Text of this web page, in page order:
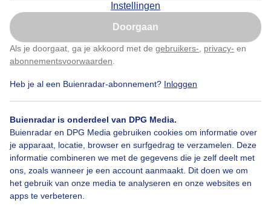
Instellingen
Doorgaan
Als je doorgaat, ga je akkoord met de gebruikers- privacy- en
abonnementsvoorwaarden
Heb je al een Buienradar-abonnement? Inloggen
Buienradar is onderdeel van DPG Media.
Buienradar en DPG Media gebruiken cookies om informatie over
je apparaat, locatie, browser en surfgedrag te verzamelen. Deze
informatie combineren we met de gegevens die je zelf deelt met
ons, zoals wanneer je een account aanmaakt. Dit doen we om
het gebruik van onze media te analyseren en onze websites en
apps te verbeteren.
Momenteel staat de heide in bloei op deze mooie
zomerse dag
Door: Jos Hebben Gemaakt: 04-08-2025, 28x bekeken
Bekijk slideshow
Nu niet, misschien later
Klik hierom dit aan te passen